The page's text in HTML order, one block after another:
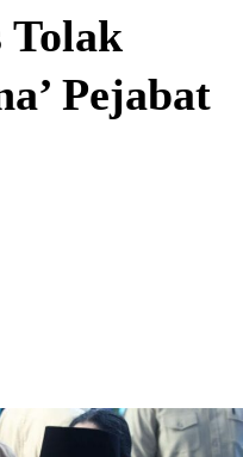
Tolak
Pejabat